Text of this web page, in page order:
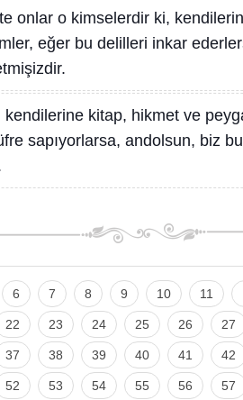
onlar o kimselerdir ki,
eğer bu delilleri inkar
kendilerine kitap, hikmet ve
sapıyorlarsa, andolsun, biz
6 7 8 9 10 11
22 23 24 25 26 27
37 38 39 40 41 42
52 53 54 55 56 57